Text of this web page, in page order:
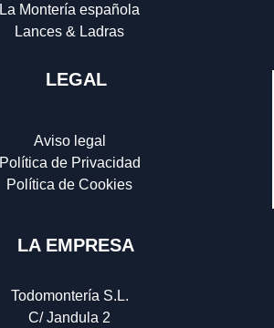
La Montería española
Lances & Ladras
LEGAL
Aviso legal
Política de Privacidad
Política de Cookies
LA EMPRESA
Todomontería S.L.
C/ Jandula 2